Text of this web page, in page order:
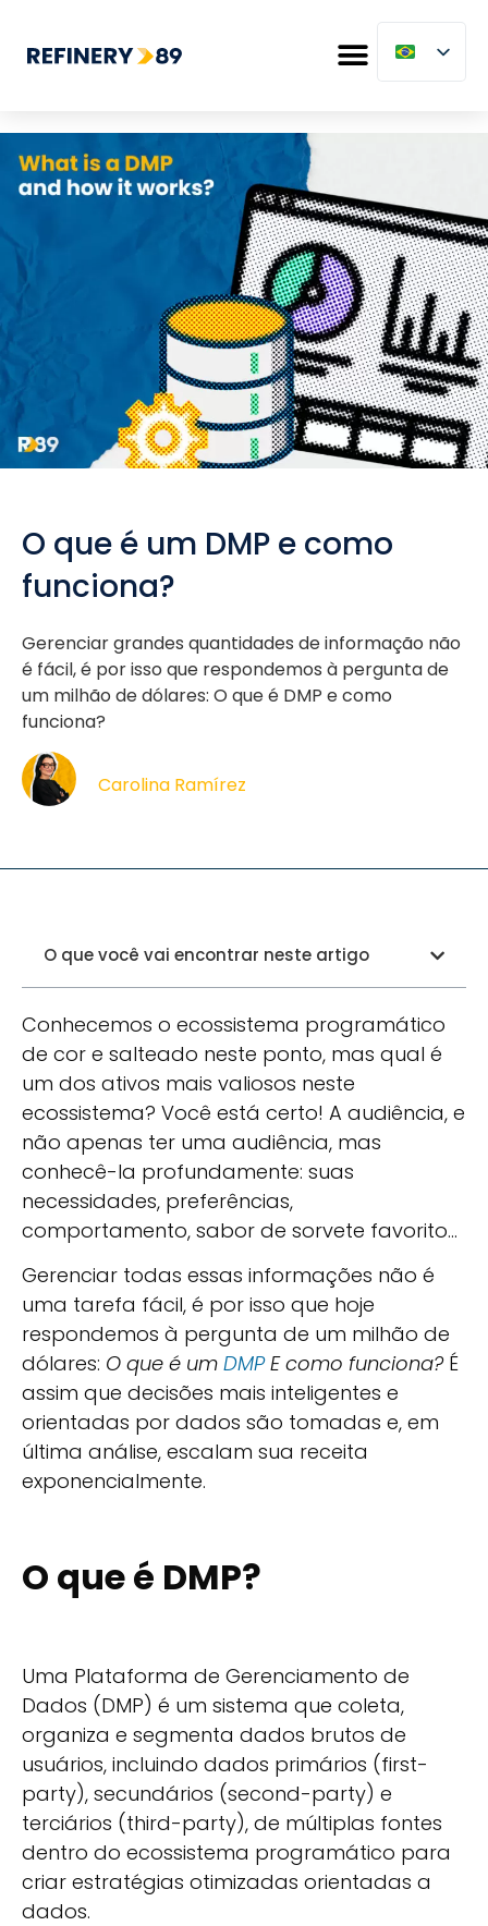
O que é um DMP e como
funciona?
Gerenciar grandes quantidades de informação não
é fácil, é por isso que respondemos à pergunta de
um milhão de dólares: O que é DMP e como
funciona?
Carolina Ramírez
O que você vai encontrar neste artigo
Conhecemos o ecossistema programático
de cor e salteado neste ponto, mas qual é
um dos ativos mais valiosos neste
ecossistema? Você está certo! A audiência, e
não apenas ter uma audiência, mas
conhecê-la profundamente: suas
necessidades, preferências,
comportamento, sabor de sorvete favorito…
Gerenciar todas essas informações não é
uma tarefa fácil, é por isso que hoje
respondemos à pergunta de um milhão de
dólares: O que é um DMPE como funciona?É
assim que decisões mais inteligentes e
orientadas por dados são tomadas e, em
última análise, escalam sua receita
exponencialmente.
O que é DMP?
Uma Plataforma de Gerenciamento de
Dados (DMP) é um sistema que coleta,
organiza e segmenta dados brutos de
usuários, incluindo dados primários (first-
party), secundários (second-party) e
terciários (third-party), de múltiplas fontes
dentro do ecossistema programático para
criar estratégias otimizadas orientadas a
dados.